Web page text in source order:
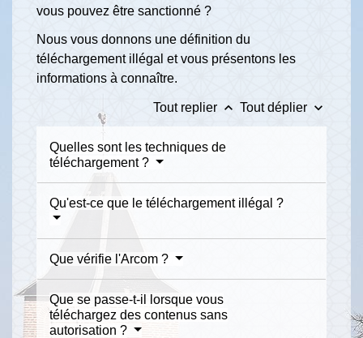
vous pouvez être sanctionné ?
Nous vous donnons une définition du
téléchargement illégal et vous présentons les
informations à connaître.
Tout replier keyboard_arrow_up Tout déplier keyboard_arrow_down
Quelles sont les techniques de
téléchargement ?
Qu'est-ce que le téléchargement illégal ?
Que vérifie l'Arcom ?
Que se passe-t-il lorsque vous
téléchargez des contenus sans
autorisation ?